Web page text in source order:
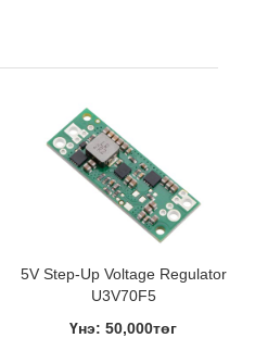
5V Step-Up Voltage Regulator
U3V70F5
Үнэ: 50,000төг